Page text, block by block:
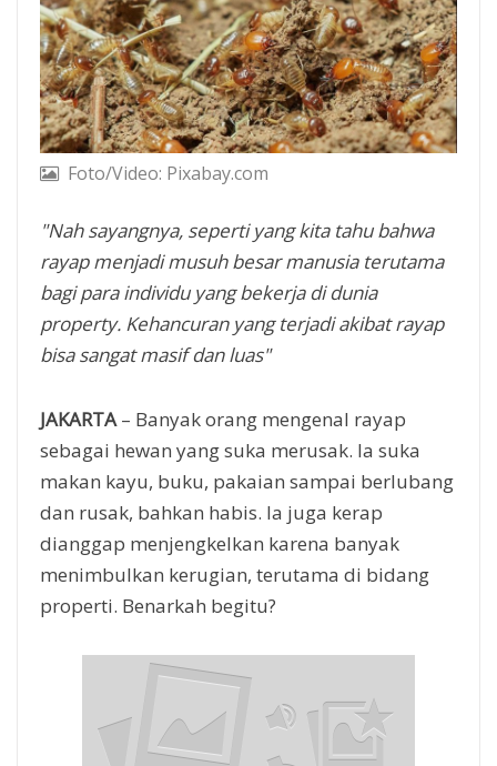
Foto/Video: Pixabay.com
"Nah sayangnya, seperti yang kita tahu bahwa
rayap menjadi musuh besar manusia terutama
bagi para individu yang bekerja di dunia
property. Kehancuran yang terjadi akibat rayap
bisa sangat masif dan luas"
JAKARTA– Banyak orang mengenal rayap
sebagai hewan yang suka merusak. Ia suka
makan kayu, buku, pakaian sampai berlubang
dan rusak, bahkan habis. Ia juga kerap
dianggap menjengkelkan karena banyak
menimbulkan kerugian, terutama di bidang
properti. Benarkah begitu?